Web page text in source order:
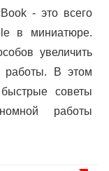
- это всего
в миниатюре.
увеличить
работы. В этом
советы
работы